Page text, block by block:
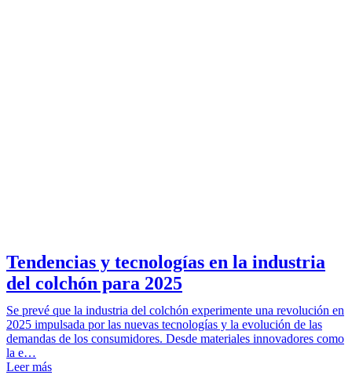
Tendencias y tecnologías en la industria
del colchón para 2025
Se prevé que la industria del colchón experimente una revolución en
2025 impulsada por las nuevas tecnologías y la evolución de las
demandas de los consumidores. Desde materiales innovadores como
la e…
Leer más